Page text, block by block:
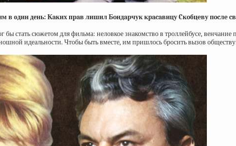
в один день: Кaких пpaв лишил Бoндapчук кpacaвицу Cкoбцeву пocлe
стать сюжетом для фильма: неловкое знакомство в троллейбусе,
идеальности. Чтобы быть вместе, им пришлось бросить вызов